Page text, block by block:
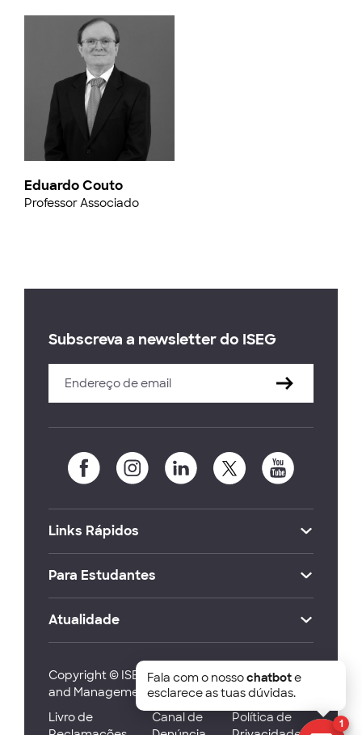
Eduardo Couto
Professor Associado
Subscreva a newsletter do ISEG
Links Rápidos
Para Estudantes
Atualidade
Copyright © ISEG Lisbon School of Economics
and Management 2026
Livro de
Canal de
Política de
1
Fala com o nossochatbote
esclarece as tuas dúvidas.